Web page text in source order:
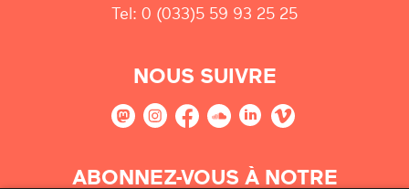
Tel: 0 (033)5 59 93 25 25
NOUS SUIVRE
ABONNEZ-VOUS À NOTRE